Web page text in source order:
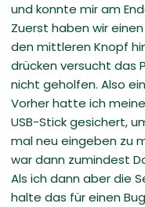
und konnte mir am
Zuerst haben wir
den mittleren Knopf
drücken versucht das
nicht geholfen. Also
Vorher hatte ich
USB-Stick gesichert,
mal neu eingeben zu
war dann zumindest
Als ich dann aber die
halte das für einen